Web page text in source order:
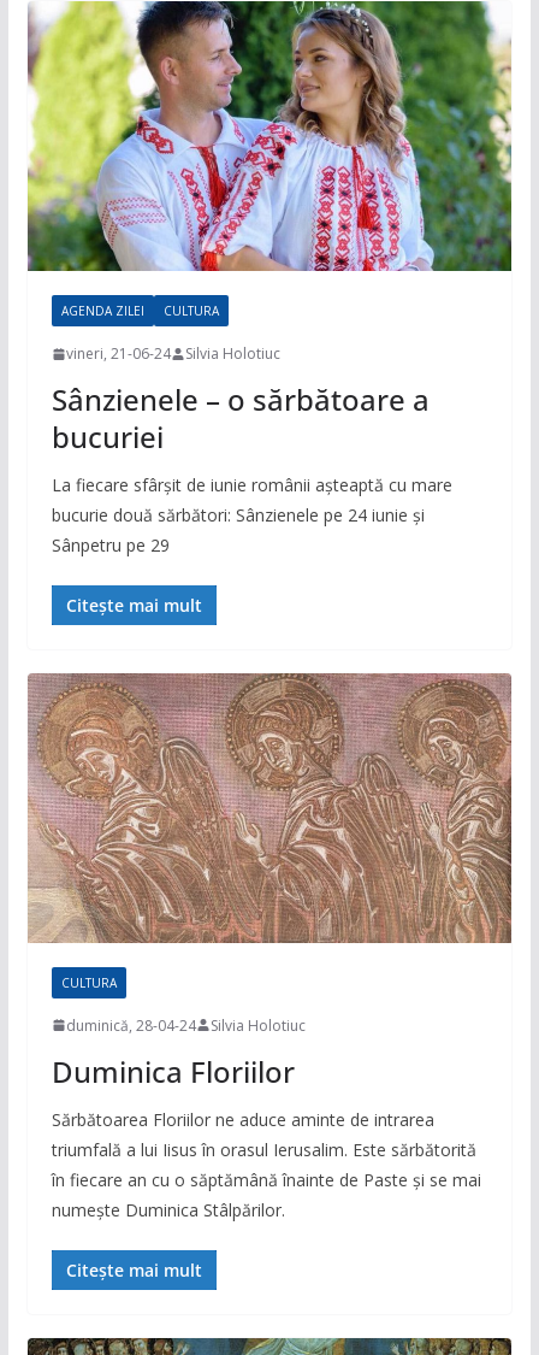
AGENDA ZILEI CULTURA
vineri, 21-06-24 Silvia Holotiuc
Sânzienele – o sărbătoare a
bucuriei
La fiecare sfârșit de iunie românii așteaptă cu mare
bucurie două sărbători: Sânzienele pe 24 iunie şi
Sânpetru pe 29
Citește mai mult
CULTURA
duminică, 28-04-24 Silvia Holotiuc
Duminica Floriilor
Sărbătoarea Floriilor ne aduce aminte de intrarea
triumfală a lui Iisus în orasul Ierusalim. Este sărbătorită
în fiecare an cu o săptămână înainte de Paste şi se mai
numeşte Duminica Stâlpărilor.
Citește mai mult